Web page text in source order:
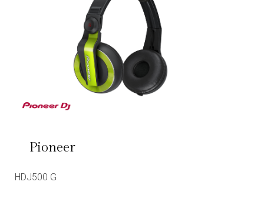
Pioneer
HDJ500 G